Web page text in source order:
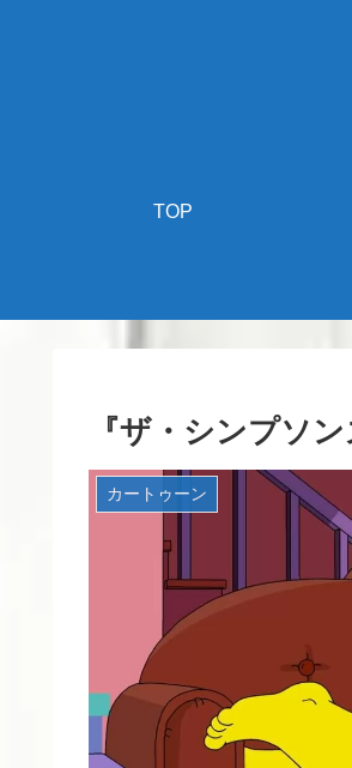
TOP
『ザ・シンプソ
カートゥーン